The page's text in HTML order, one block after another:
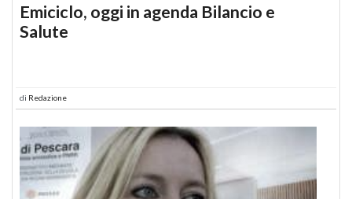
Emiciclo, oggi in agenda Bilancio e
Salute
di Redazione